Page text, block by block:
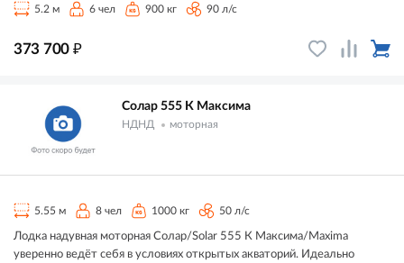
5.2 м 6 чел 900 кг 90 л/с
373 700 ₽
Солар 555 К Максима
НДНД моторная
5.55 м 8 чел 1000 кг 50 л/с
Лодка надувная моторная Солар/Solar 555 К Максима/Maxima
уверенно ведёт себя в условиях открытых акваторий. Идеально